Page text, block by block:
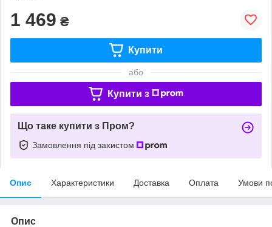
1 469 ₴
Купити
або
Купити з
Що таке купити з Пром?
Замовлення під захистом
Опис Характеристики Доставка Оплата Умови
Опис